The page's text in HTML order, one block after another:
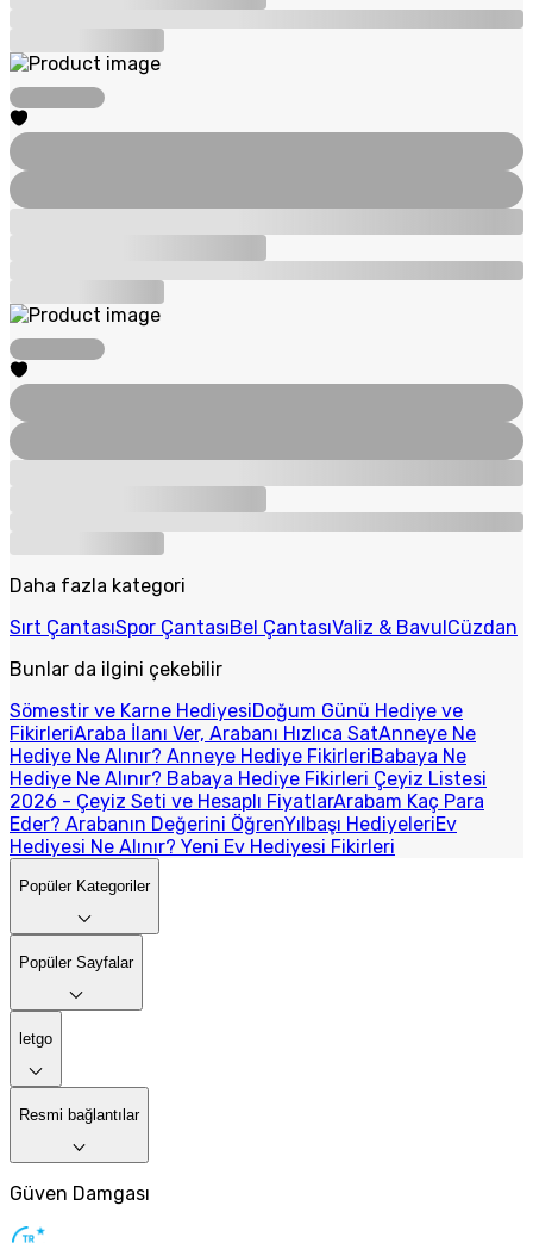
Daha fazla kategori
Sırt ÇantasıSpor ÇantasıBel ÇantasıValiz & BavulCüzdan
Bunlar da ilgini çekebilir
Sömestir ve Karne HediyesiDoğum Günü Hediye ve
FikirleriAraba İlanı Ver, Arabanı Hızlıca SatAnneye Ne
Hediye Ne Alınır? Anneye Hediye FikirleriBabaya Ne
Hediye Ne Alınır? Babaya Hediye Fikirleri Çeyiz Listesi
2026 - Çeyiz Seti ve Hesaplı FiyatlarArabam Kaç Para
Eder? Arabanın Değerini ÖğrenYılbaşı HediyeleriEv
Hediyesi Ne Alınır? Yeni Ev Hediyesi Fikirleri
Popüler Kategoriler
Popüler Sayfalar
letgo
Resmi bağlantılar
Güven Damgası